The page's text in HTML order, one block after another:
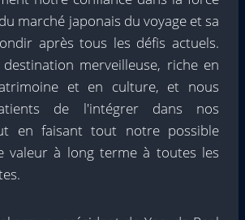
marché japonais du voyage et sa
après tous les défis actuels.
merveilleuse, riche en
et en culture, et nous
de l'intégrer dans nos
en faisant tout notre possible
valeur à long terme à toutes les